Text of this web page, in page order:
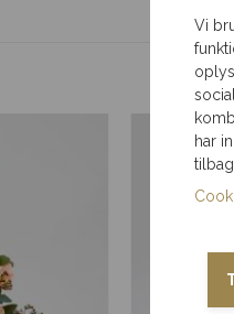
Vi
har
Gratis
pakket til